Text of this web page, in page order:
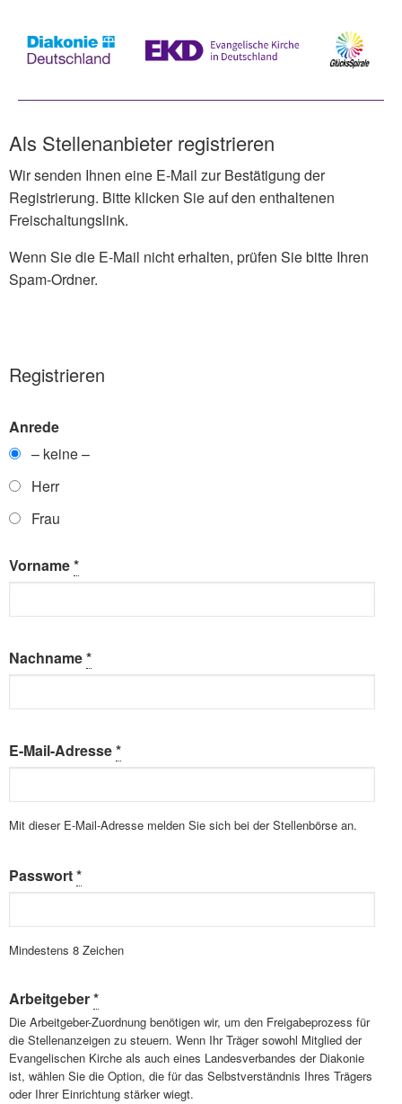
Als Stellenanbieter registrieren
Wir senden Ihnen eine E-Mail zur Bestätigung der
Registrierung. Bitte klicken Sie auf den enthaltenen
Freischaltungslink.
Wenn Sie die E-Mail nicht erhalten, prüfen Sie bitte Ihren
Spam-Ordner.
Registrieren
Anrede
– keine –
Herr
Frau
Vorname*
Nachname*
E-Mail-Adresse*
Mit dieser E-Mail-Adresse melden Sie sich bei der Stellenbörse an.
Passwort*
Mindestens 8 Zeichen
Arbeitgeber*
Die Arbeitgeber-Zuordnung benötigen wir, um den Freigabeprozess für
die Stellenanzeigen zu steuern. Wenn Ihr Träger sowohl Mitglied der
Evangelischen Kirche als auch eines Landesverbandes der Diakonie
ist, wählen Sie die Option, die für das Selbstverständnis Ihres Trägers
oder Ihrer Einrichtung stärker wiegt.